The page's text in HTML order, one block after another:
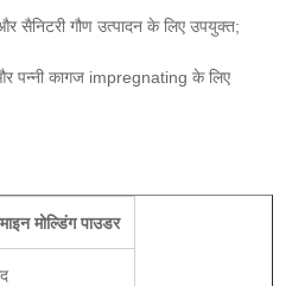
सैनिटरी गौण उत्पादन के लिए उपयुक्त;
पन्नी कागज impregnating के लिए
मोल्डिंग पाउडर